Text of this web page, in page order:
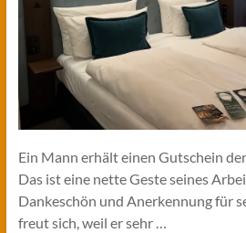
Ein Mann erhält einen Gutschein
Das ist eine nette Geste seines
Dankeschön und Anerkennung für
freut sich, weil er sehr …